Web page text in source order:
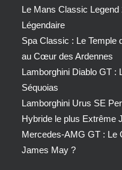
Le Mans Classic Legend
Légendaire
Spa Classic : Le Temple
au Cœur des Ardennes
Lamborghini Diablo GT
Séquoias
Lamborghini Urus SE
Hybride le plus Extrême
Mercedes-AMG GT : Le
James May ?